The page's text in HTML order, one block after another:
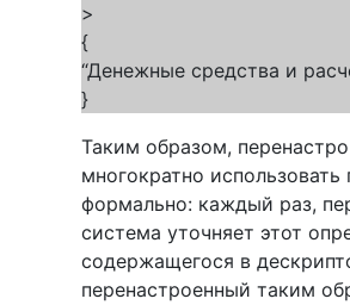
>
{
“Денежные средства и
}
Таким образом,
многократно
формально: каждый раз,
система уточняет этот
содержащегося в
перенастроенный таким